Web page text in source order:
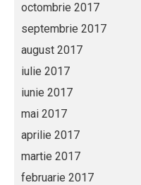
octombrie 2017
septembrie 2017
august 2017
iulie 2017
iunie 2017
mai 2017
aprilie 2017
martie 2017
februarie 2017